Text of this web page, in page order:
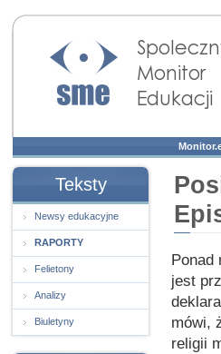
Społeczny Monitor
Edukacji
Teksty
Newsy edukacyjne
RAPORTY
Felietony
Analizy
Biuletyny
Ponad
jest
mówi,
religii